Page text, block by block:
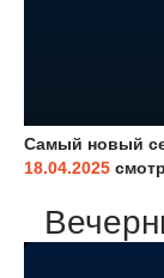
Самый новый
18.04.2025